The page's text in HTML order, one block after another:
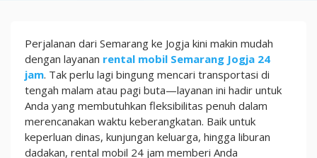
Rental
Mobil
Semarang
Jogja
24
Jam
Non-
Stop,
Perjalanan dari Semarang ke Jogja kini makin mudah
dengan layanan rental mobil Semarang Jogja 24
jam. Tak perlu lagi bingung mencari transportasi di
tengah malam atau pagi buta—layanan ini hadir untuk
Anda yang membutuhkan fleksibilitas penuh dalam
merencanakan waktu keberangkatan. Baik untuk
keperluan dinas, kunjungan keluarga, hingga liburan
dadakan, rental mobil 24 jam memberi Anda